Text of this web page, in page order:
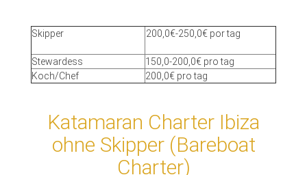
Skipper 200,0€-250,0€ por tag
Stewardess
150,0-200,0€ pro tag
Koch/Chef
200,0€ pro tag
Katamaran Charter Ibiza
ohne Skipper (Bareboat
Charter)